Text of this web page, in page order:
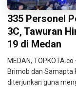
335 Personel
3C, Tawuran
19 di Medan
MEDAN,
Brimob dan Samapta
diterjunkan guna